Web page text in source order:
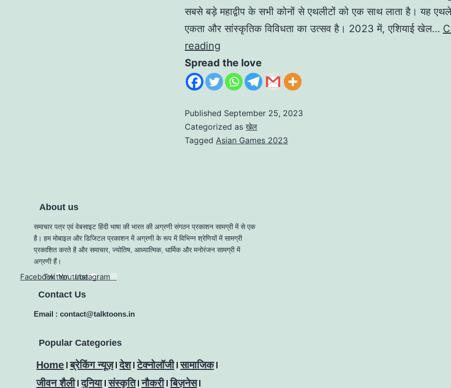
सबसे बड़े महाद्वीप के सभी कोनों से एथलीटों को एक साथ लाता है। यह
एकता और सांस्कृतिक विविधता का उत्सव है। 2023 में, एशियाई खेल…
reading
Games
2023
एशियाई
खेल
2023
Spread the love
Published September 25, 2023
Categorized as खेल
Tagged Asian Games 2023
About us
समाचार पत्र एवं वेबसाइट हिंदी भाषा की भारत की अग्रणी संगठन प्रकाशन सामग्री में से एक
है। हम मोबाइल और डिजिटल प्रकाशन में अग्रणी के रूप में विभिन्न श्रेणियों में सामग्री
प्रकाशित करते है और समाचार, ज्योतिष, आध्यात्मिक, धार्मिक और मनोरंजन सामग्री में
अग्रणी हैं।
FacebookTwitterYoutubeInstagram
Contact Us
Email : contact@talktoons.in
Popular Categories
Home ब्रेकिंग न्यूज़ देश टेक्नोलॉजी सामाजिक
जीवन शैली दुनिया संस्कृति नौकरी बिज़नेस